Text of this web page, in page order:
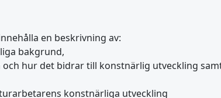
en beskrivning av:
bakgrund,
hur det bidrar till konstnärlig utveckling
konstnärliga utveckling